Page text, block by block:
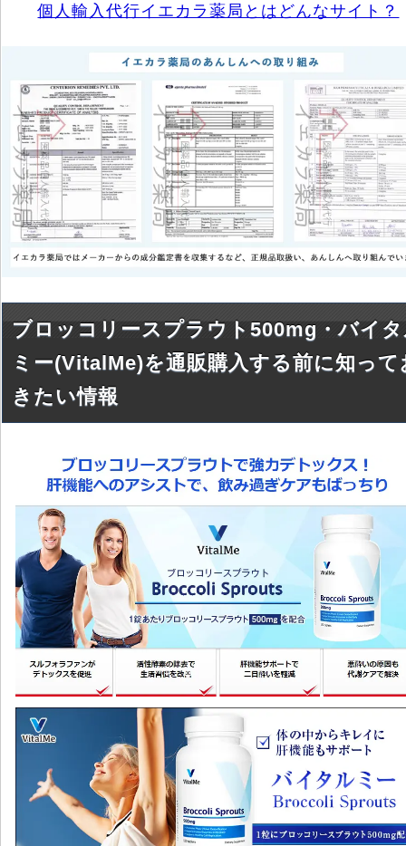
個人輸入代行イエカラ薬局とはどんなサイト？
ブロッコリースプラウト500mg・バイ
ミー(VitalMe)を通販購入する前に知って
きたい情報